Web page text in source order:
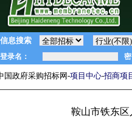
信息搜索
国政府采购招标网-项目中心-招商项
鞍山市铁东